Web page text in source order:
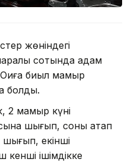
жөніндегі
сотында адам
Оқиға биыл мамыр
болды.
2 мамыр күні
шығып, соны атап
екінші
кенші ішімдікке